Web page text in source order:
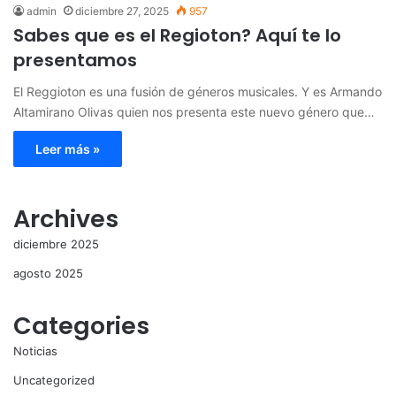
admin diciembre 27, 2025 957
Sabes que es el Regioton? Aquí te lo
presentamos
El Reggioton es una fusión de géneros musicales. Y es Armando
Altamirano Olivas quien nos presenta este nuevo género que…
Leer más »
Archives
diciembre 2025
agosto 2025
Categories
Noticias
Uncategorized